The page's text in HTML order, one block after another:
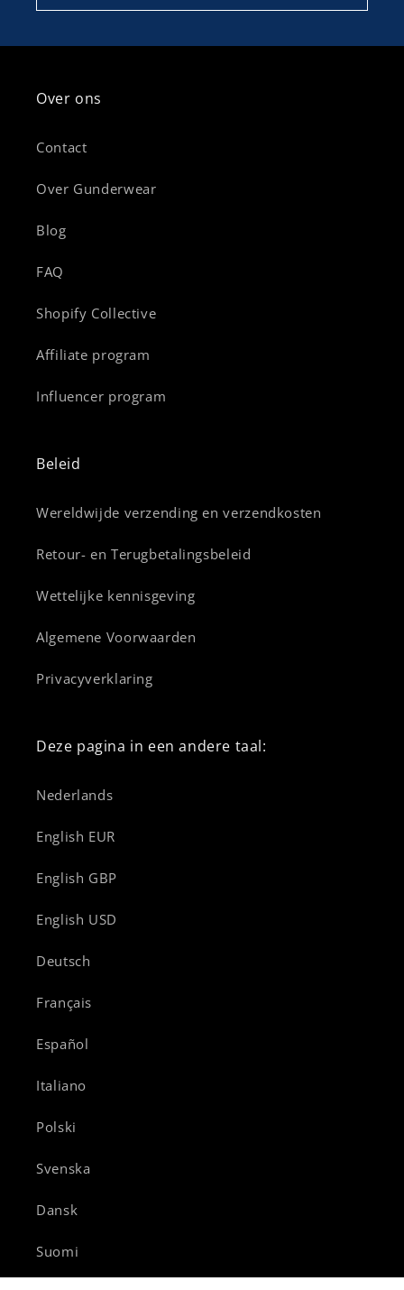
Over ons
Contact
Over Gunderwear
Blog
FAQ
Shopify Collective
Affiliate program
Influencer program
Beleid
Wereldwijde verzending en verzendkosten
Retour- en Terugbetalingsbeleid
Wettelijke kennisgeving
Algemene Voorwaarden
Privacyverklaring
Deze pagina in een andere taal:
Nederlands
English EUR
English GBP
English USD
Deutsch
Français
Español
Italiano
Polski
Svenska
Dansk
Suomi